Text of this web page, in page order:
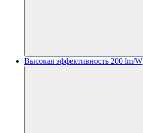
Высокая эффективность 200 lm/W